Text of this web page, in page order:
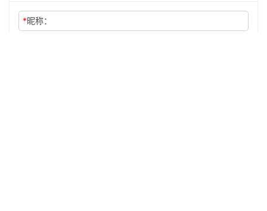
*昵称：